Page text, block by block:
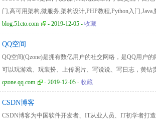
门,高可用架构,微服务,架构设计,PHP教程,Python入门
技术,服务器,考试认证等文章。
blog.51cto.com - 2019-12-05 - 收藏
QQ空间
QQ空间(Qzone)是拥有数亿用户的社交网络，是QQ用户
可以玩游戏、玩装扮、上传照片、写说说、写日志，黄
间同时致力于建设腾讯开放平台，和第三方开发商、创
qzone.qq.com - 2019-12-05 - 收藏
CSDN博客
CSDN博客为中国软件开发者、IT从业人员、IT初学者打